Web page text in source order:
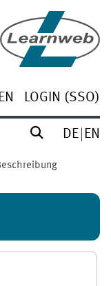
LOGIN (SSO)
DE EN